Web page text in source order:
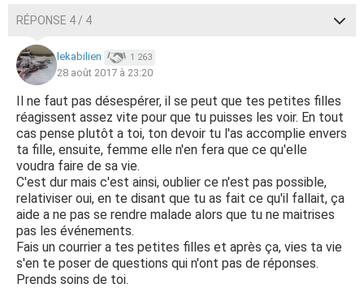
RÉPONSE 4 / 4
lekabilien 1 263
28 août 2017 à 23:20
Il ne faut pas désespérer, il se peut que tes petites filles
réagissent assez vite pour que tu puisses les voir. En tout
cas pense plutôt a toi, ton devoir tu l'as accomplie envers
ta fille, ensuite, femme elle n'en fera que ce qu'elle
voudra faire de sa vie.
C'est dur mais c'est ainsi, oublier ce n'est pas possible,
relativiser oui, en te disant que tu as fait ce qu'il fallait, ça
aide a ne pas se rendre malade alors que tu ne maitrises
pas les événements.
Fais un courrier a tes petites filles et après ça, vies ta vie
s'en te poser de questions qui n'ont pas de réponses.
Prends soins de toi.